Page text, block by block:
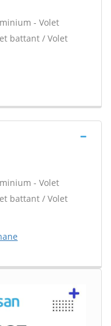
- Volet
battant / Volet
- Volet
battant / Volet